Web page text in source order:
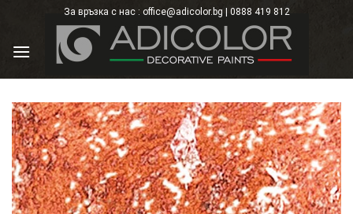
content
За връзка с нас : office@adicolor.bg | 0888 419 812
×